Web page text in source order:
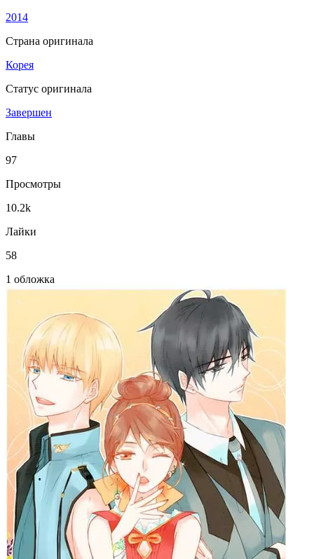
2014
Страна оригинала
Корея
Статус оригинала
Завершен
Главы
97
Просмотры
10.2k
Лайки
58
1 обложка